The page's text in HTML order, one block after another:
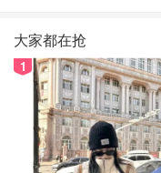
大家都在抢
1